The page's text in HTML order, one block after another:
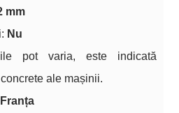
mm
Nu
pot varia, este indicată
ale mașinii.